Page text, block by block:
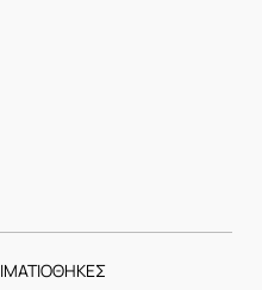
ΙΜΑΤΙΟΘΗΚΕΣ